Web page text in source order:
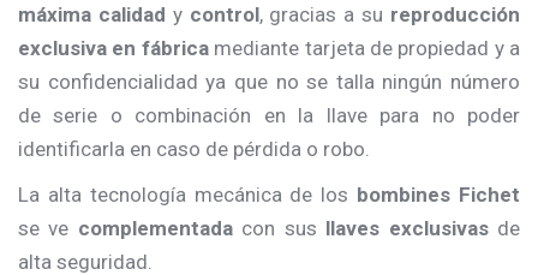
máxima calidad y control, gracias a su reproducción
exclusiva en fábricamediante tarjeta de propiedad y a
su confidencialidad ya que no se talla ningún número
de serie o combinación en la llave para no poder
identificarla en caso de pérdida o robo.
La alta tecnología mecánica de los bombines Fichet
se ve complementadacon sus llaves exclusivasde
alta seguridad.